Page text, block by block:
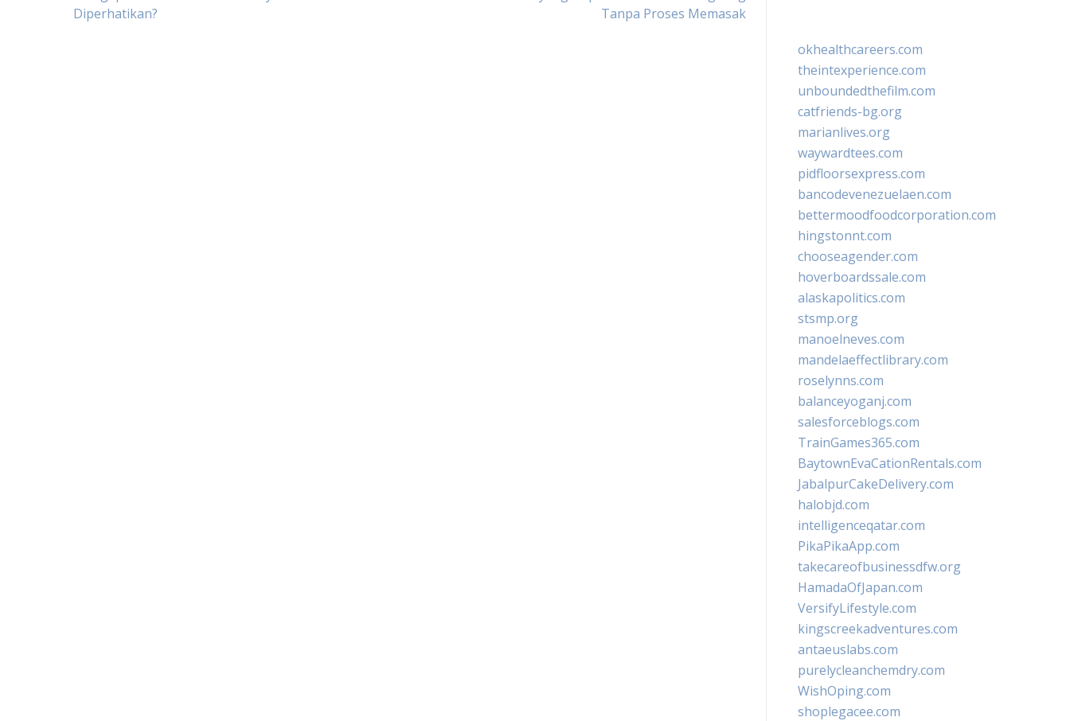
Diperhatikan?
Tanpa Proses Memasak
okhealthcareers.com
theintexperience.com
unboundedthefilm.com
catfriends-bg.org
marianlives.org
waywardtees.com
pidfloorsexpress.com
bancodevenezuelaen.com
bettermoodfoodcorporation.com
hingstonnt.com
chooseagender.com
hoverboardssale.com
alaskapolitics.com
stsmp.org
manoelneves.com
mandelaeffectlibrary.com
roselynns.com
balanceyoganj.com
salesforceblogs.com
TrainGames365.com
BaytownEvaCationRentals.com
JabalpurCakeDelivery.com
halobjd.com
intelligenceqatar.com
PikaPikaApp.com
takecareofbusinessdfw.org
HamadaOfJapan.com
VersifyLifestyle.com
kingscreekadventures.com
antaeuslabs.com
purelycleanchemdry.com
WishOping.com
shoplegacee.com